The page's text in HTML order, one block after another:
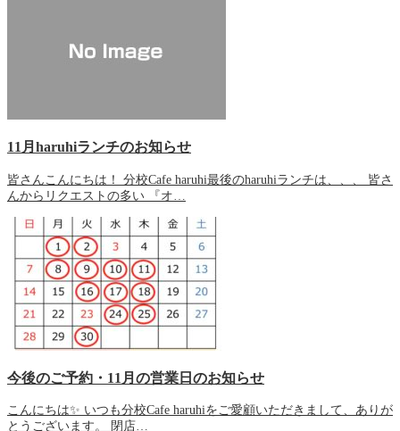
11月haruhiランチのお知らせ
皆さんこんにちは！ 分校Cafe haruhi最後のharuhiランチは、、、 皆さ
んからリクエストの多い 『オ…
今後のご予約・11月の営業日のお知らせ
こんにちは✨ いつも分校Cafe haruhiをご愛顧いただきまして、ありが
とうございます。 閉店…